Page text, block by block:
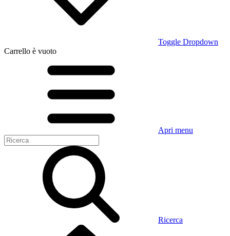
Toggle Dropdown
Carrello è vuoto
Apri menu
Ricerca